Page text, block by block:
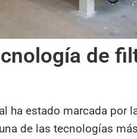
de
ha estado marcada por
de las tecnologías